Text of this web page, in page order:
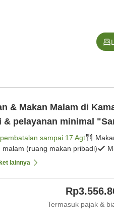
& Makan Malam di
& pelayanan minimal
tiga jenis dag
sampai 17 Agt
malam (ruang makan pribadi)
lainnya
Termasuk pajak &